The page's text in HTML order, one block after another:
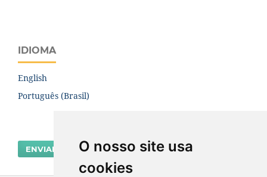
O nosso site usa
cookies
IDIOMA
English
Português (Brasil)
ENVIAR SUBMISSÃO